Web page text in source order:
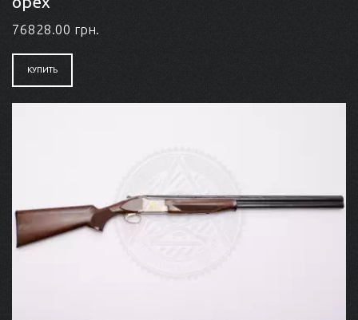
76828.00 грн.
КУПИТЬ